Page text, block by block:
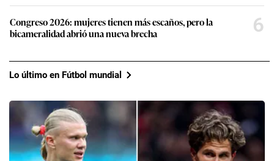
Congreso 2026: mujeres tienen más escaños, pero la
bicameralidad abrió una nueva brecha
6
Lo último en Fútbol mundial